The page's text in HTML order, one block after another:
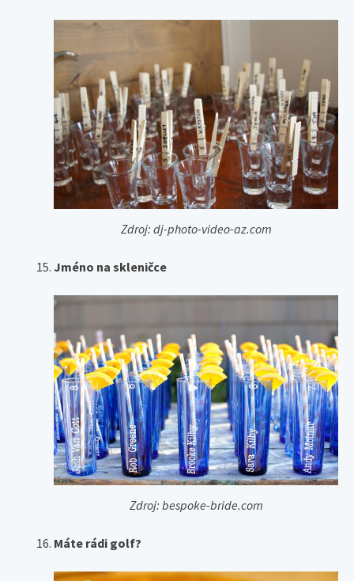
Zdroj: dj-photo-video-az.com
Jméno na skleničce
Zdroj: bespoke-bride.com
Máte rádi golf?